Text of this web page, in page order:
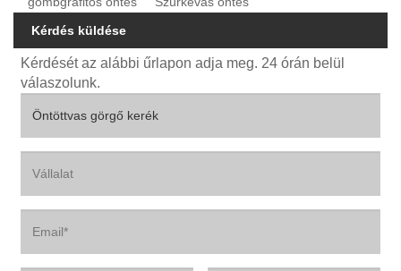
Kérdés küldése
Kérdését az alábbi űrlapon adja meg. 24 órán belül
válaszolunk.